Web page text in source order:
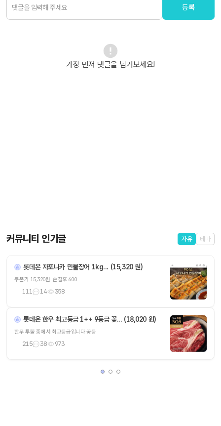
등록
가장 먼저 댓글을 남겨보세요!
커뮤니티 인기글 자유 테마
롯데온 자포니카 민물장어 1kg... (15,320 원)
쿠폰가 15,320원. 손질후 600
111 14 358
롯데온 한우 최고등급 1++ 9등급 꽃... (18,020 원)
한우 투뿔 중에서 최고등급입니다 꽃등
215 38 973